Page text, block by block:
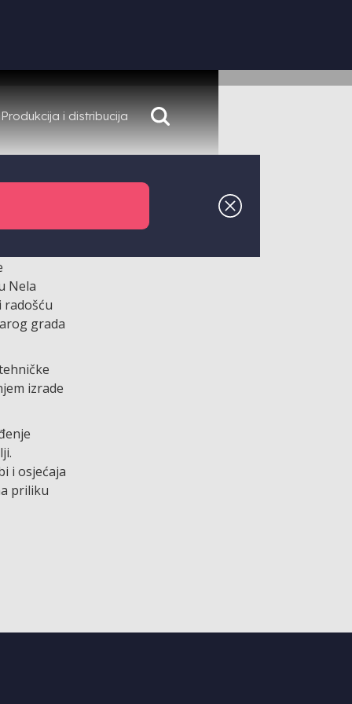
Produkcija i distribucija
Nela
radošću
grada
izrade
i osjećaja
priliku